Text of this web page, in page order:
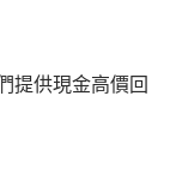
提供現金高價回
現金高價回收舊